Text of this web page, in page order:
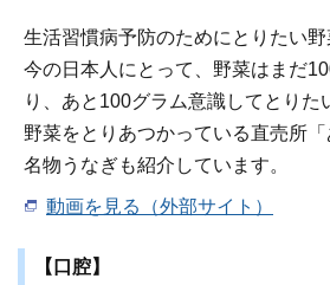
生活習慣病予防のためにとりたい野
今の日本人にとって、野菜はまだ
り、あと100グラム意識してとりた
野菜をとりあつかっている直売所
名物うなぎも紹介しています。
動画を見る（外部サイト）
【口腔】